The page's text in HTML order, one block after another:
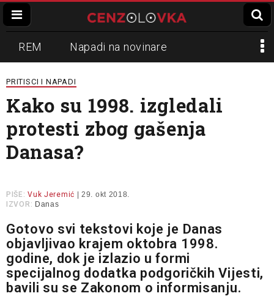
REM Napadi na novinare
Zvučni top
Propaganda Lokalni mediji
Informer Slavko Ćuruvija
PRITISCI I NAPADI
Kako su 1998. izgledali
protesti zbog gašenja
Danasa?
PIŠE: Vuk Jeremić | 29. okt 2018.
IZVOR: Danas
Gotovo svi tekstovi koje je Danas
objavljivao krajem oktobra 1998.
godine, dok je izlazio u formi
specijalnog dodatka podgoričkih Vijesti,
bavili su se Zakonom o informisanju.